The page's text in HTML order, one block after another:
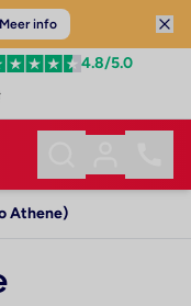
Meer info
4.8/5.0
Athene)